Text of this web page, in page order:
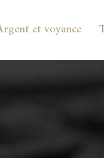
et voyance